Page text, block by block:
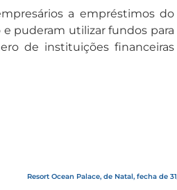
a empréstimos do
puderam utilizar fundos para
de instituições financeiras
Resort Ocean Palace, de Natal, fecha de